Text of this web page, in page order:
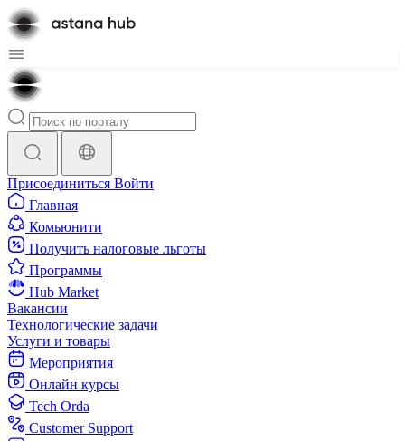
Присоединиться Войти
Главная
Комьюнити
Получить налоговые льготы
Программы
Hub Market
Вакансии
Технологические задачи
Услуги и товары
Мероприятия
Онлайн курсы
Tech Orda
Customer Support